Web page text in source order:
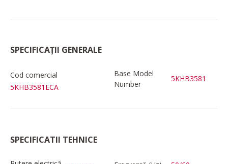
SPECIFICAȚII GENERALE
Cod comercial
5KHB3581ECA
Base Model
Number
5KHB3581
SPECIFICATII TEHNICE